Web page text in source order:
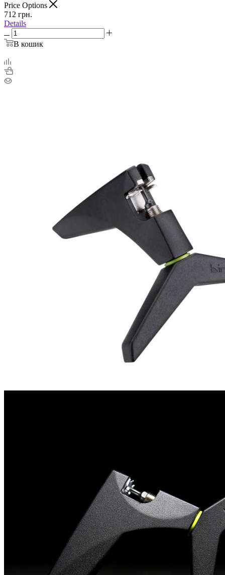
Price Options
712 грн.
Details
В кошик